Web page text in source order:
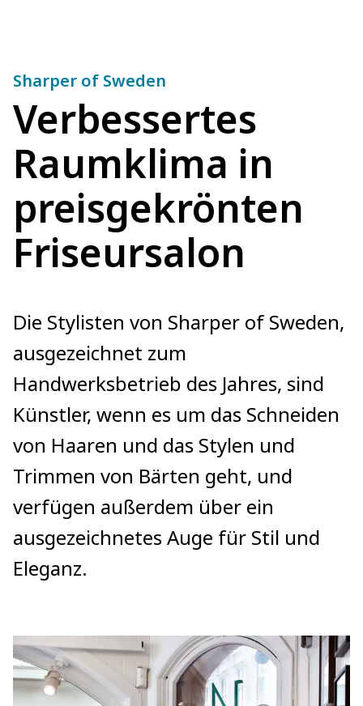
Verbessertes
Raumklima in
preisgekrönten
Friseursalon
Sharper of Sweden
Die Stylisten von Sharper of Sweden,
ausgezeichnet zum
Handwerksbetrieb des Jahres, sind
Künstler, wenn es um das Schneiden
von Haaren und das Stylen und
Trimmen von Bärten geht, und
verfügen außerdem über ein
ausgezeichnetes Auge für Stil und
Eleganz.